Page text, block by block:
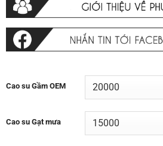
Cao su Gầm OEM
Cao su Gạt mưa